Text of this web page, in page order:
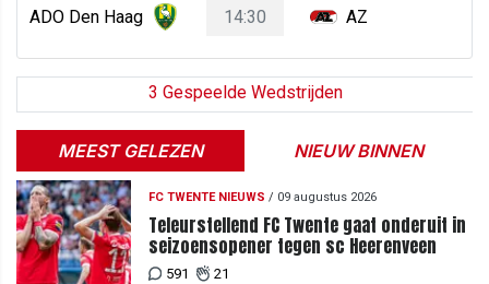
ADO Den Haag 14:30 AZ
3 Gespeelde Wedstrijden
MEEST GELEZEN NIEUW BINNEN
FC TWENTE NIEUWS / 09 augustus 2026
Teleurstellend FC Twente gaat onderuit in
seizoensopener tegen sc Heerenveen
591 21